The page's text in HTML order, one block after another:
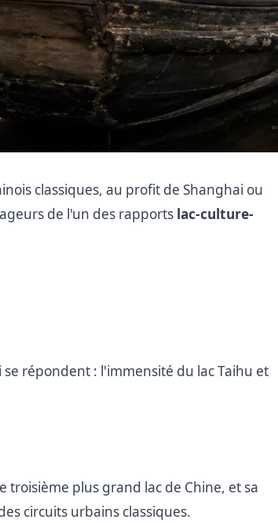
classiques, au profit de Shanghai ou
de l'un des rapports lac-culture-
répondent : l'immensité du lac Taihu et
troisième plus grand lac de Chine, et sa
circuits urbains classiques.